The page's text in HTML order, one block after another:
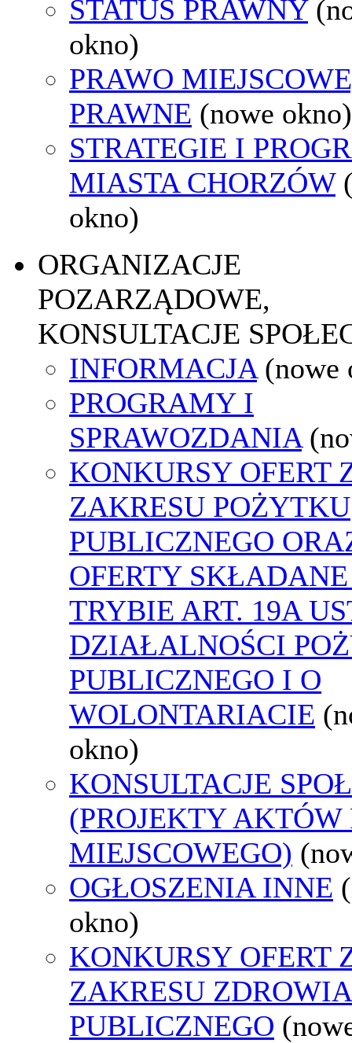
STATUS PRAWNY
okno)
PRAWO
PRAWNE (nowe okno)
STRATEGIE I
MIASTA CHORZÓW
okno)
ORGANIZACJE
POZARZĄDOWE,
KONSULTACJE
INFORMACJA (nowe
PROGRAMY I
SPRAWOZDANIA
KONKURSY OFERT
ZAKRESU POŻYTKU
PUBLICZNEGO
OFERTY
TRYBIE ART. 19A
DZIAŁALNOŚCI
PUBLICZNEGO I O
WOLONTARIACIE
okno)
KONSULTACJE
(PROJEKTY AKTÓW
MIEJSCOWEGO)
OGŁOSZENIA INNE
okno)
KONKURSY OFERT
ZAKRESU ZDROWIA
PUBLICZNEGO